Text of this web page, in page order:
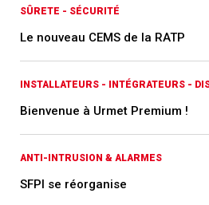
SÛRETE - SÉCURITÉ
Le nouveau CEMS de la RATP
INSTALLATEURS - INTÉGRATEURS -
Bienvenue à Urmet Premium !
ANTI-INTRUSION & ALARMES
SFPI se réorganise